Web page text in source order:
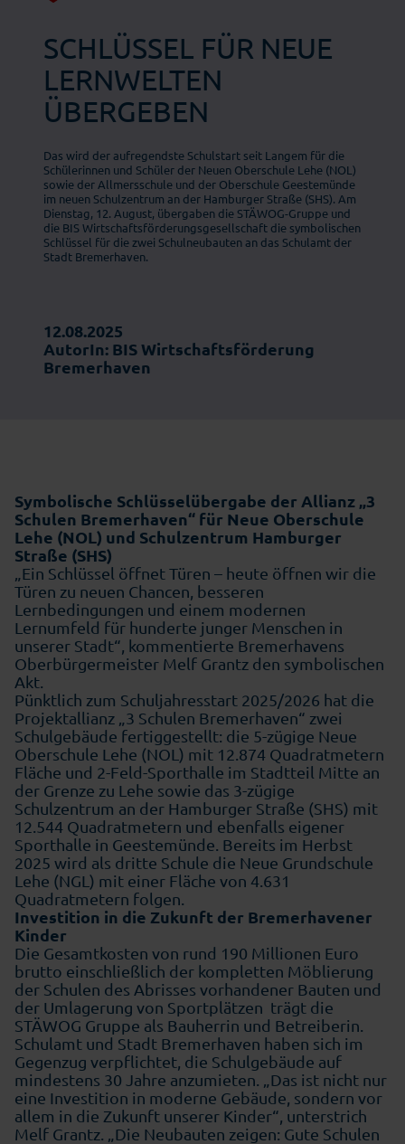
SCHLÜSSEL FÜR NEUE
LERNWELTEN
ÜBERGEBEN
Das wird der aufregendste Schulstart seit Langem für die
Schülerinnen und Schüler der Neuen Oberschule Lehe (NOL)
sowie der Allmersschule und der Oberschule Geestemünde
im neuen Schulzentrum an der Hamburger Straße (SHS). Am
Dienstag, 12. August, übergaben die STÄWOG-Gruppe und
die BIS Wirtschaftsförderungsgesellschaft die symbolischen
Schlüssel für die zwei Schulneubauten an das Schulamt der
Stadt Bremerhaven.
12.08.2025
AutorIn: BIS Wirtschaftsförderung
Bremerhaven
Symbolische Schlüsselübergabe der Allianz „3
Schulen Bremerhaven“ für Neue Oberschule
Lehe (NOL) und Schulzentrum Hamburger
Straße (SHS)
„Ein Schlüssel öffnet Türen – heute öffnen wir die
Türen zu neuen Chancen, besseren
Lernbedingungen und einem modernen
Lernumfeld für hunderte junger Menschen in
unserer Stadt“, kommentierte Bremerhavens
Oberbürgermeister Melf Grantz den symbolischen
Akt.
Pünktlich zum Schuljahresstart 2025/2026 hat die
Projektallianz „3 Schulen Bremerhaven“ zwei
Schulgebäude fertiggestellt: die 5-zügige Neue
Oberschule Lehe (NOL) mit 12.874 Quadratmetern
Fläche und 2-Feld-Sporthalle im Stadtteil Mitte an
der Grenze zu Lehe sowie das 3-zügige
Schulzentrum an der Hamburger Straße (SHS) mit
12.544 Quadratmetern und ebenfalls eigener
Sporthalle in Geestemünde. Bereits im Herbst
2025 wird als dritte Schule die Neue Grundschule
Lehe (NGL) mit einer Fläche von 4.631
Quadratmetern folgen.
Investition in die Zukunft der Bremerhavener
Kinder
Die Gesamtkosten von rund 190 Millionen Euro
brutto einschließlich der kompletten Möblierung
der Schulen des Abrisses vorhandener Bauten und
der Umlagerung von Sportplätzen trägt die
STÄWOG Gruppe als Bauherrin und Betreiberin.
Schulamt und Stadt Bremerhaven haben sich im
Gegenzug verpflichtet, die Schulgebäude auf
mindestens 30 Jahre anzumieten. „Das ist nicht nur
eine Investition in moderne Gebäude, sondern vor
allem in die Zukunft unserer Kinder“, unterstrich
Melf Grantz. „Die Neubauten zeigen: Gute Schulen